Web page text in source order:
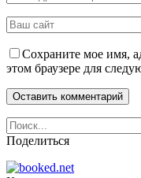
Сохраните мое имя,
этом браузере для
Поделиться